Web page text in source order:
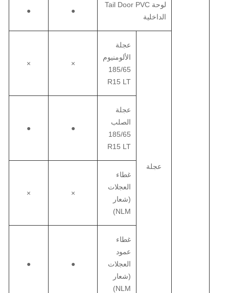
لوحة Tail Door PVC
الداخلية
●
●
عجلة
عجلة
الألومنيوم
185/65
R15 LT
×
×
عجلة
الصلب
185/65
R15 LT
●
●
غطاء
العجلات
(شعار
NLM)
×
×
غطاء
عمود
العجلات
(شعار
NLM)
●
●